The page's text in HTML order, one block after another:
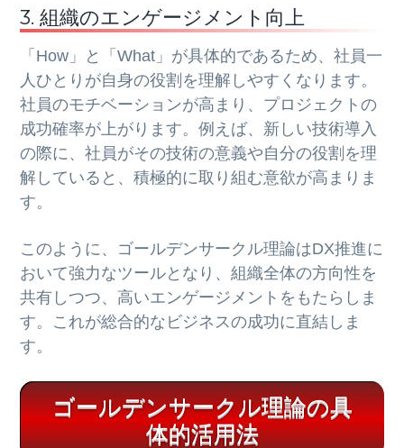
3. 組織のエンゲージメント向上
「How」と「What」が具体的であるため、社員一
人ひとりが自身の役割を理解しやすくなります。
社員のモチベーションが高まり、プロジェクトの
成功確率が上がります。例えば、新しい技術導入
の際に、社員がその技術の意義や自分の役割を理
解していると、積極的に取り組む意欲が高まりま
す。
このように、ゴールデンサークル理論はDX推進に
おいて強力なツールとなり、組織全体の方向性を
共有しつつ、高いエンゲージメントをもたらしま
す。これが総合的なビジネスの成功に直結しま
す。
ゴールデンサークル理論の具
体的活用法